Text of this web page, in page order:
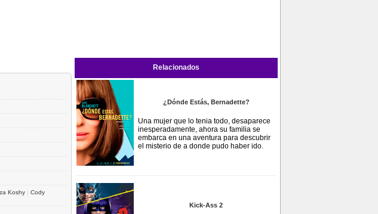
Koshy | Cody
Relacionados
¿Dónde Estás, Bernadette?
Una mujer que lo tenia todo, desaparece
inesperadamente, ahora su familia se
embarca en una aventura para descubrir
el misterio de a donde pudo haber ido.
Kick-Ass 2